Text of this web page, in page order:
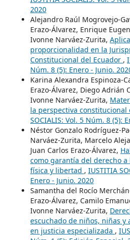
2020
Alejandro Raúl Mogrovejo-
Erazo-Álvarez, Enrique
Ivonne Narváez-Zurita,
proporcionalidad en la
Constitucional del Ecuador ,
Núm. 8 (5): Enero - Junio.
Karina Alexandra Espinoza-
Erazo-Álvarez, Diego Adrián
Ivonne Narváez-Zurita,
la perspectiva constitucional
SOCIALIS: Vol. 5 Núm. 8 (5):
Néstor Gonzalo Rodríguez-
Narváez-Zurita, Marcelo
Juan Carlos Erazo-Álvarez,
como garantía del derecho
física y libertad , IUSTITIA
Enero - Junio. 2020
Samantha del Rocío
Erazo-Álvarez, Camilo
Ivonne Narváez-Zurita,
escuchado de niños, niñas y
en justicia especializada ,